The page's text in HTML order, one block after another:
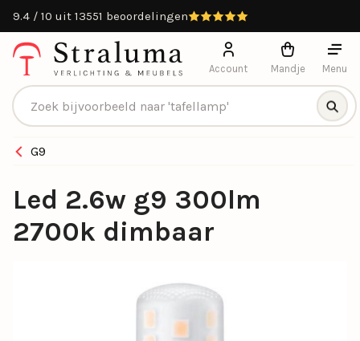
9.4 / 10 uit 13551 beoordelingen
Producten zoeken
Account Mandje Menu
G9
Led 2.6w g9 300lm
2700k dimbaar